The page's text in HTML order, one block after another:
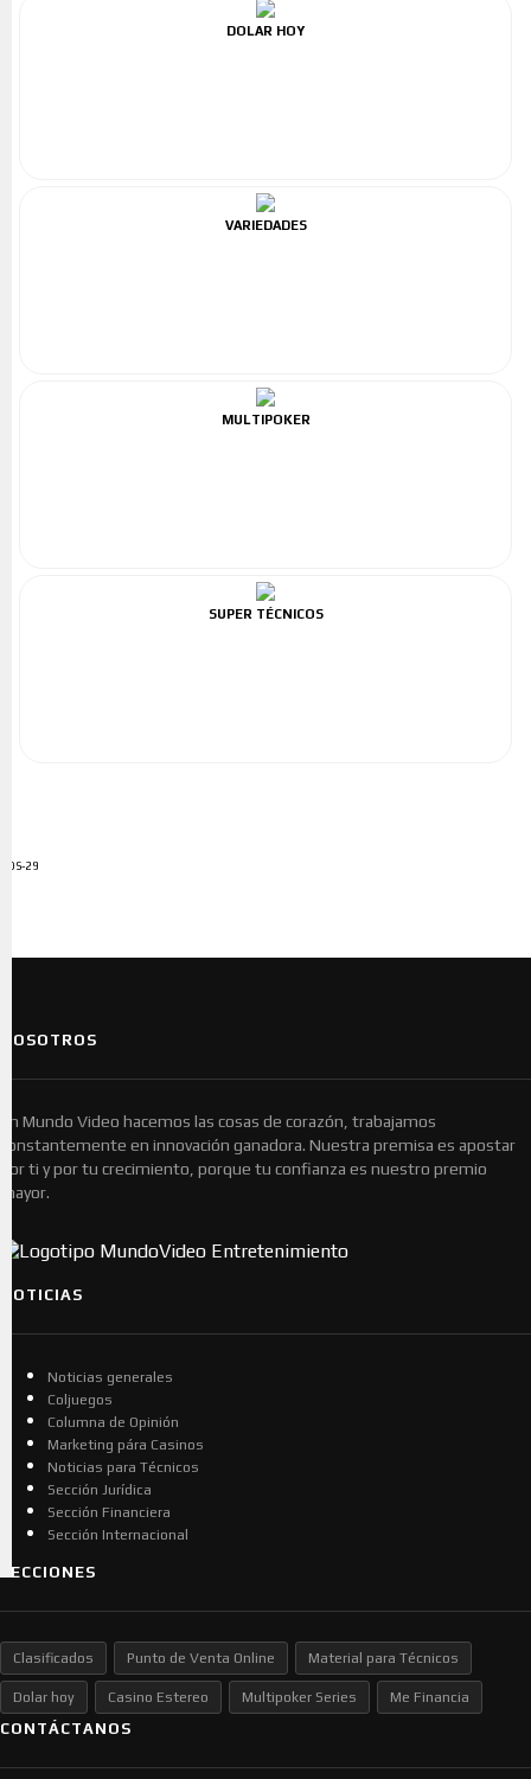
DOLAR HOY
VARIEDADES
MULTIPOKER
SUPER TÉCNICOS
ADS-29
NOSOTROS
En Mundo Video hacemos las cosas de corazón, trabajamos
constantemente en innovación ganadora. Nuestra premisa es apostar
por ti y por tu crecimiento, porque tu confianza es nuestro premio
mayor.
NOTICIAS
Noticias generales
Coljuegos
Columna de Opinión
Marketing pára Casinos
Noticias para Técnicos
Sección Jurídica
Sección Financiera
Sección Internacional
SECCIONES
Clasificados Punto de Venta Online Material para Técnicos
Dolar hoy Casino Estereo Multipoker Series Me Financia
CONTÁCTANOS